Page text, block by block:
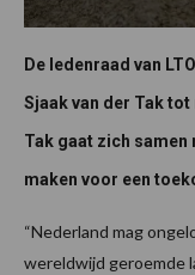
De ledenraad van
Sjaak van der Tak
Tak gaat zich samen
maken voor een
“Nederland mag
wereldwijd geroemde